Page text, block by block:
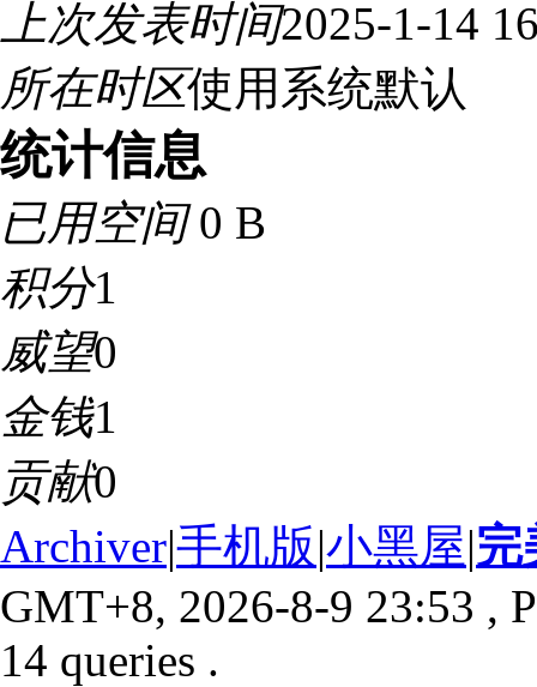
上次发表时间2025-1-14
所在时区使用系统默认
统计信息
已用空间0 B
积分1
威望0
金钱1
贡献0
Archiver|手机版|小黑屋|完
GMT+8, 2026-8-9 23:53 ,
14 queries .